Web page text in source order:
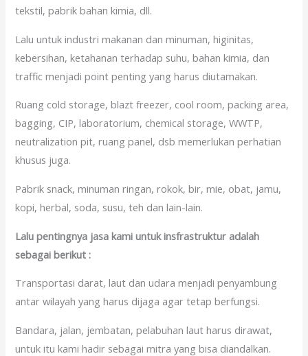
tekstil, pabrik bahan kimia, dll.
Lalu untuk industri makanan dan minuman, higinitas,
kebersihan, ketahanan terhadap suhu, bahan kimia, dan
traffic menjadi point penting yang harus diutamakan.
Ruang cold storage, blazt freezer, cool room, packing area,
bagging, CIP, laboratorium, chemical storage, WWTP,
neutralization pit, ruang panel, dsb memerlukan perhatian
khusus juga.
Pabrik snack, minuman ringan, rokok, bir, mie, obat, jamu,
kopi, herbal, soda, susu, teh dan lain-lain.
Lalu pentingnya jasa kami untuk insfrastruktur adalah
sebagai berikut :
Transportasi darat, laut dan udara menjadi penyambung
antar wilayah yang harus dijaga agar tetap berfungsi.
Bandara, jalan, jembatan, pelabuhan laut harus dirawat,
untuk itu kami hadir sebagai mitra yang bisa diandalkan.